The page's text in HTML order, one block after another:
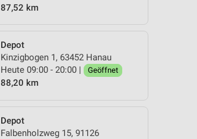
87,52 km
Depot
Kinzigbogen 1, 63452 Hanau
Heute 09:00 - 20:00 |
Geöffnet
88,20 km
Depot
Falbenholzweg 15, 91126